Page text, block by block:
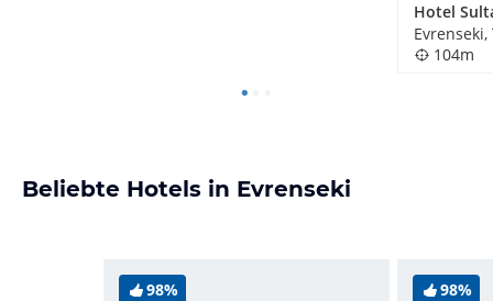
Hotel
104m
Beliebte Hotels in Evrenseki
98% 98%